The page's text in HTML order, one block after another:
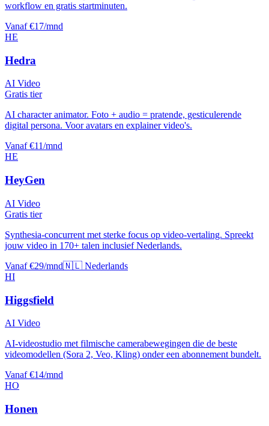
workflow en gratis startminuten.
Vanaf €17/mnd
HE
Hedra
AI Video
Gratis tier
AI character animator. Foto + audio = pratende, gesticulerende
digital persona. Voor avatars en explainer video's.
Vanaf €11/mnd
HE
HeyGen
AI Video
Gratis tier
Synthesia-concurrent met sterke focus op video-vertaling. Spreekt
jouw video in 170+ talen inclusief Nederlands.
Vanaf €29/mnd🇳🇱 Nederlands
HI
Higgsfield
AI Video
AI-videostudio met filmische camerabewegingen die de beste
videomodellen (Sora 2, Veo, Kling) onder een abonnement bundelt.
Vanaf €14/mnd
HO
Honen